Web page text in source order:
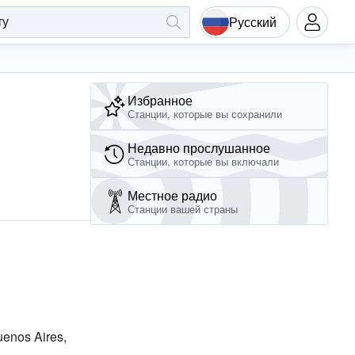
Русский
Aires,
Избранное
Станции, которые вы сохранили
Недавно прослушанное
Станции, которые вы включали
Местное радио
Станции вашей страны